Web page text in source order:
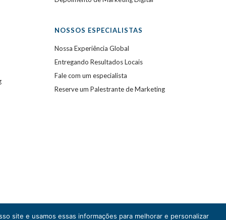
NOSSOS ESPECIALISTAS
Nossa Experiência Global
Entregando Resultados Locais
Fale com um especialista
Reserve um Palestrante de Marketing
site e usamos essas informações para melhorar e personalizar